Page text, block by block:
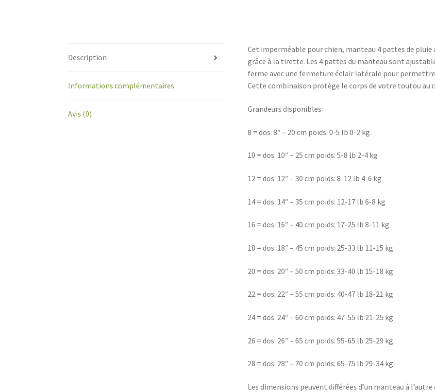
Cet imperméable pour chien, manteau 4 pattes de
grâce à la tirette. Les 4 pattes du manteau sont
ferme avec une fermeture éclair latérale pour
Cette combinaison protège le corps de votre toutou au
Grandeurs disponibles:
8 = dos: 8″ – 20 cm poids: 0-5 lb 0-2 kg
10 = dos: 10″ – 25 cm poids: 5-8 lb 2-4 kg
12 = dos: 12″ – 30 cm poids: 8-12 lb 4-6 kg
14 = dos: 14″ – 35 cm poids: 12-17 lb 6-8 kg
16 = dos: 16″ – 40 cm poids: 17-25 lb 8-11 kg
18 = dos: 18″ – 45 cm poids: 25-33 lb 11-15 kg
20 = dos: 20″ – 50 cm poids: 33-40 lb 15-18 kg
22 = dos: 22″ – 55 cm poids: 40-47 lb 18-21 kg
24 = dos: 24″ – 60 cm poids: 47-55 lb 21-25 kg
26 = dos: 26″ – 65 cm poids: 55-65 lb 25-29 kg
28 = dos: 28″ – 70 cm poids: 65-75 lb 29-34 kg
Les dimensions peuvent différées d’un manteau à l’autre
Description
Informations complémentaires
Avis (0)